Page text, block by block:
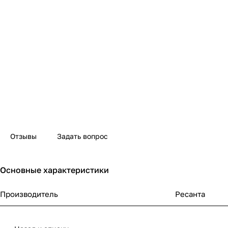
Отзывы Задать вопрос
Основные характеристики
Производитель Ресанта